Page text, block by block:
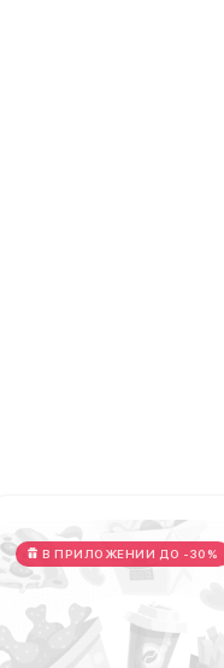
В ПРИЛОЖЕНИИ ДО -30%